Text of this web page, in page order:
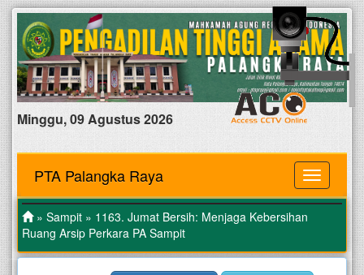
Minggu, 09 Agustus 2026
MENU
PTA Palangka Raya
» Sampit » 1163. Jumat Bersih: Menjaga Kebersihan
Ruang Arsip Perkara PA Sampit